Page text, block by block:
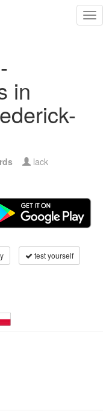
in
lack
test yourself